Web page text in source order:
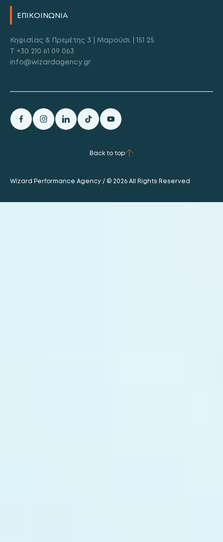
ΕΠΙΚΟΙΝΩΝΙΑ
Κηφισίας & Πρεμέτης 3 | Μαρούσι | 151 25
T +30 210 61 09 063
info@wizardagency.gr
Back to top
Wizard Performance Agency / © 2026 All Rights Reserved